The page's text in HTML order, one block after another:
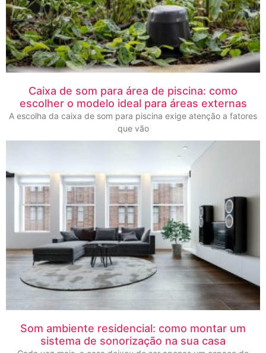
Caixa de som para área de piscina: como
escolher o modelo ideal para áreas externas
A escolha da caixa de som para piscina exige atenção a fatores
que vão
Som ambiente residencial: como montar um
sistema de sonorização na sua casa